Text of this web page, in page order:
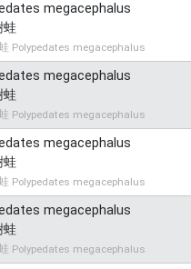
megacephalus
蛙
Polypedates megacephalus
megacephalus
蛙
Polypedates megacephalus
megacephalus
蛙
Polypedates megacephalus
megacephalus
蛙
Polypedates megacephalus